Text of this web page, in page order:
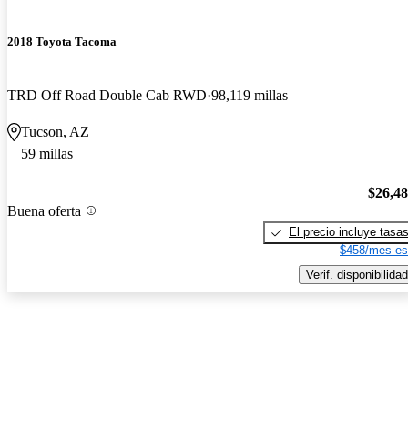
2018 Toyota Tacoma
TRD Off Road Double Cab RWD 98,119 millas
Tucson, AZ
59 millas
Buena oferta
El precio incluye tasas
$458/mes
Verif. disponibilidad